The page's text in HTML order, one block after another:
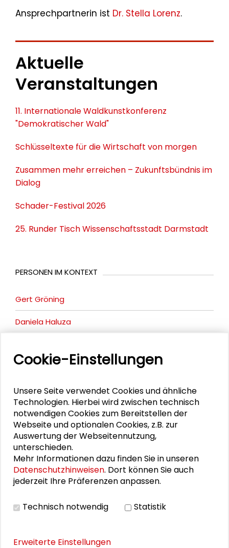
Ansprechpartnerin ist Dr. Stella Lorenz.
Aktuelle
Veranstaltungen
11. Internationale Waldkunstkonferenz
"Demokratischer Wald"
Schlüsseltexte für die Wirtschaft von morgen
Zusammen mehr erreichen – Zukunftsbündnis im
Dialog
Schader-Festival 2026
25. Runder Tisch Wissenschaftsstadt Darmstadt
PERSONEN IM KONTEXT
Gert Gröning
Daniela Haluza
Jana Hartmann
Barbara Boczek
Jörg Dettmar
Wolfgang Lück
DOWNLOADS
Programm "Dem Grün auf der Spur"
Cookie-Einstellungen
Unsere Seite verwendet Cookies und ähnliche
Technologien. Hierbei wird zwischen technisch
notwendigen Cookies zum Bereitstellen der
Webseite und optionalen Cookies, z.B. zur
Auswertung der Webseitennutzung,
unterschieden.
Mehr Informationen dazu finden Sie in unseren
Datenschutzhinweisen. Dort können Sie auch
jederzeit Ihre Präferenzen anpassen.
Technisch notwendig Statistik
Erweiterte Einstellungen